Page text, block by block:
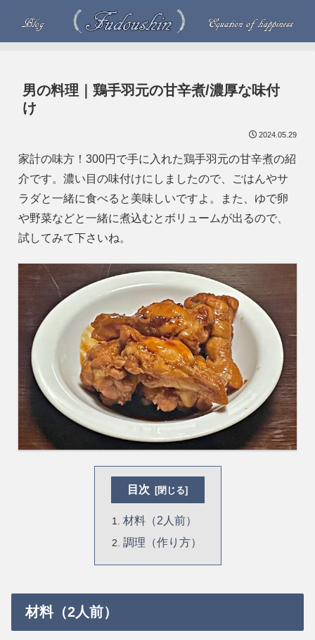
男の料理｜鶏手羽元の甘辛煮/濃厚な味付
け
2024.05.29
家計の味方！300円で手に入れた鶏手羽元の甘辛煮の紹
介です。濃い目の味付けにしましたので、ごはんやサ
ラダと一緒に食べると美味しいですよ。また、ゆで卵
や野菜などと一緒に煮込むとボリュームが出るので、
試してみて下さいね。
目次
材料（2人前）
調理（作り方）
材料（2人前）